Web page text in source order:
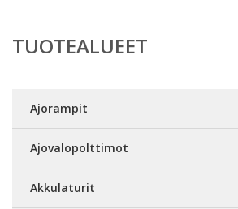
TUOTEALUEET
Ajorampit
Ajovalopolttimot
Akkulaturit